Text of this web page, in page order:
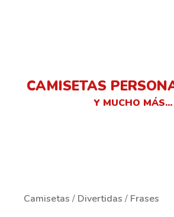
CAMISETAS
Y MUCHO MÁS...
Camisetas / Divertidas / Frases